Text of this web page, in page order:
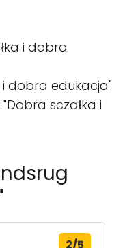
i dobra
i dobra edukacja"
sczałka i